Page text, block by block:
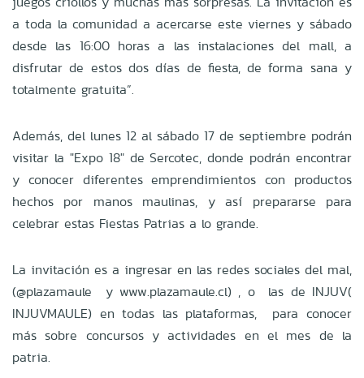
a toda la comunidad a acercarse este viernes y sábado
desde las 16:00 horas a las instalaciones del mall, a
disfrutar de estos dos días de fiesta, de forma sana y
totalmente gratuita”.
Además, del lunes 12 al sábado 17 de septiembre podrán
visitar la "Expo 18" de Sercotec, donde podrán encontrar
y conocer diferentes emprendimientos con productos
hechos por manos maulinas, y así prepararse para
celebrar estas Fiestas Patrias a lo grande.
La invitación es a ingresar en las redes sociales del mal,
(@plazamaule y www.plazamaule.cl) , o las de INJUV(
INJUVMAULE) en todas las plataformas, para conocer
más sobre concursos y actividades en el mes de la
patria.